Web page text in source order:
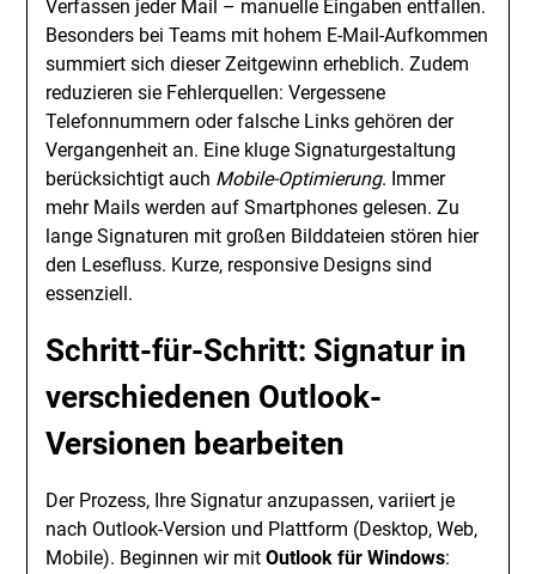
Verfassen jeder Mail – manuelle Eingaben entfallen.
Besonders bei Teams mit hohem E-Mail-Aufkommen
summiert sich dieser Zeitgewinn erheblich. Zudem
reduzieren sie Fehlerquellen: Vergessene
Telefonnummern oder falsche Links gehören der
Vergangenheit an. Eine kluge Signaturgestaltung
berücksichtigt auch Mobile-Optimierung. Immer
mehr Mails werden auf Smartphones gelesen. Zu
lange Signaturen mit großen Bilddateien stören hier
den Lesefluss. Kurze, responsive Designs sind
essenziell.
Schritt-für-Schritt: Signatur in
verschiedenen Outlook-
Versionen bearbeiten
Der Prozess, Ihre Signatur anzupassen, variiert je
nach Outlook-Version und Plattform (Desktop, Web,
Mobile). Beginnen wir mitOutlook für Windows: